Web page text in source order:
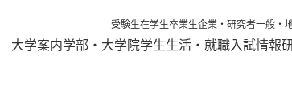
大学案内学部・大学院学生生活・就職入試情報
受験生在学生卒業生企業・研究者一般・